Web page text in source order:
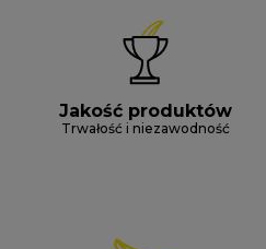
Jakość produktów
Trwałość i niezawodność